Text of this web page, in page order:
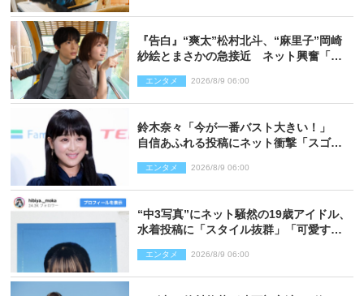
『告白』“爽太”松村北斗、“麻里子”岡崎
紗絵とまさかの急接近 ネット興奮「そ
り）
エンタメ 2026/8/9 06:00
鈴木奈々「今が一番バスト大きい！」
自信あふれる投稿にネット衝撃「スゴ
エンタメ 2026/8/9 06:00
“中3写真”にネット騒然の19歳アイドル、
水着投稿に「スタイル抜群」「可愛すぎ
エンタメ 2026/8/9 06:00